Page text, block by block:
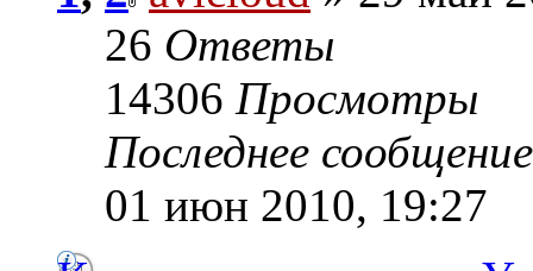
26 Ответы
14306 Просмотры
Последнее
01 июн 2010, 19:27